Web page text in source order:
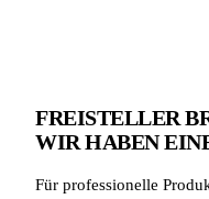
FREISTELLER
WIR HABEN
Für professionelle